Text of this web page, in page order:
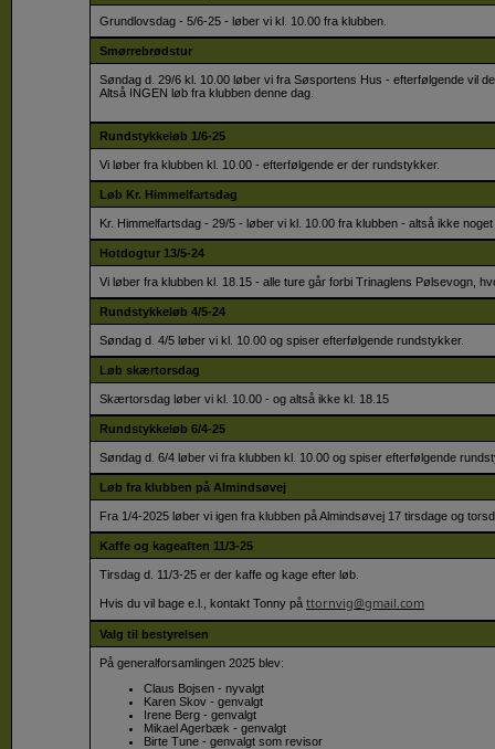
Grundlovsdag - 5/6-25 - løber vi kl. 10.00 fra klubben.
Smørrebrødstur
Søndag d. 29/6 kl. 10.00 løber vi fra Søsportens Hus - efterfølgende vil
Altså INGEN løb fra klubben denne dag.
Rundstykkeløb 1/6-25
Vi løber fra klubben kl. 10.00 - efterfølgende er der rundstykker.
Løb Kr. Himmelfartsdag
Kr. Himmelfartsdag - 29/5 - løber vi kl. 10.00 fra klubben - altså ikke
Hotdogtur 13/5-24
Vi løber fra klubben kl. 18.15 - alle ture går forbi Trinaglens Pølsevogn,
Rundstykkeløb 4/5-24
Søndag d. 4/5 løber vi kl. 10.00 og spiser efterfølgende rundstykker.
Løb skærtorsdag
Skærtorsdag løber vi kl. 10.00 - og altså ikke kl. 18.15
Rundstykkeløb 6/4-25
Søndag d. 6/4 løber vi fra klubben kl. 10.00 og spiser efterfølgende
Løb fra klubben på Almindsøvej
Fra 1/4-2025 løber vi igen fra klubben på Almindsøvej 17 tirsdage og
Kaffe og kageaften 11/3-25
Tirsdag d. 11/3-25 er der kaffe og kage efter løb.
Hvis du vil bage e.l., kontakt Tonny på ttornvig@gmail.com
Valg til bestyrelsen
På generalforsamlingen 2025 blev:
Claus Bojsen - nyvalgt
Karen Skov - genvalgt
Irene Berg - genvalgt
Mikael Agerbæk - genvalgt
Birte Tune - genvalgt som revisor